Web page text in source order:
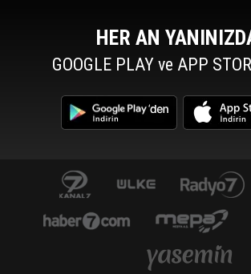
HER AN
GOOGLE PLAY ve APP